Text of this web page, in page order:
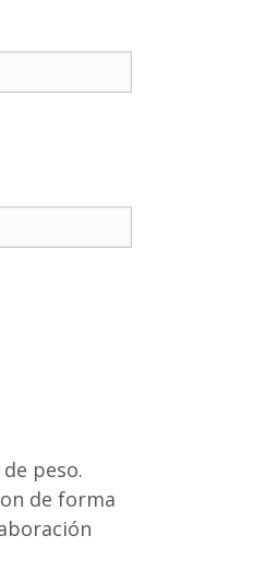
peso.
de forma